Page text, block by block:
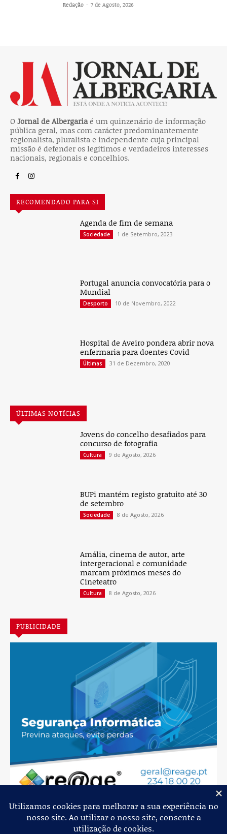
Redação - 7 de Agosto, 2026
O Jornal de Albergariaé um quinzenário de informação
pública geral, mas com carácter predominantemente
regionalista, pluralista e independente cuja principal
missão é defender os legítimos e verdadeiros interesses
nacionais, regionais e concelhios.
RECOMENDADO PARA SI
Agenda de fim de semana
Sociedade 1 de Setembro, 2023
Portugal anuncia convocatória para o
Mundial
Desporto 10 de Novembro, 2022
Hospital de Aveiro pondera abrir nova
enfermaria para doentes Covid
Últimas 31 de Dezembro, 2020
ÚLTIMAS NOTÍCIAS
Jovens do concelho desafiados para
concurso de fotografia
Cultura 9 de Agosto, 2026
BUPi mantém registo gratuito até 30
de setembro
Sociedade 8 de Agosto, 2026
Amália, cinema de autor, arte
intergeracional e comunidade
marcam próximos meses do
Cineteatro
Cultura 8 de Agosto, 2026
PUBLICIDADE
Jornal de Albergaria,2026© Todos os Direitos Reservados